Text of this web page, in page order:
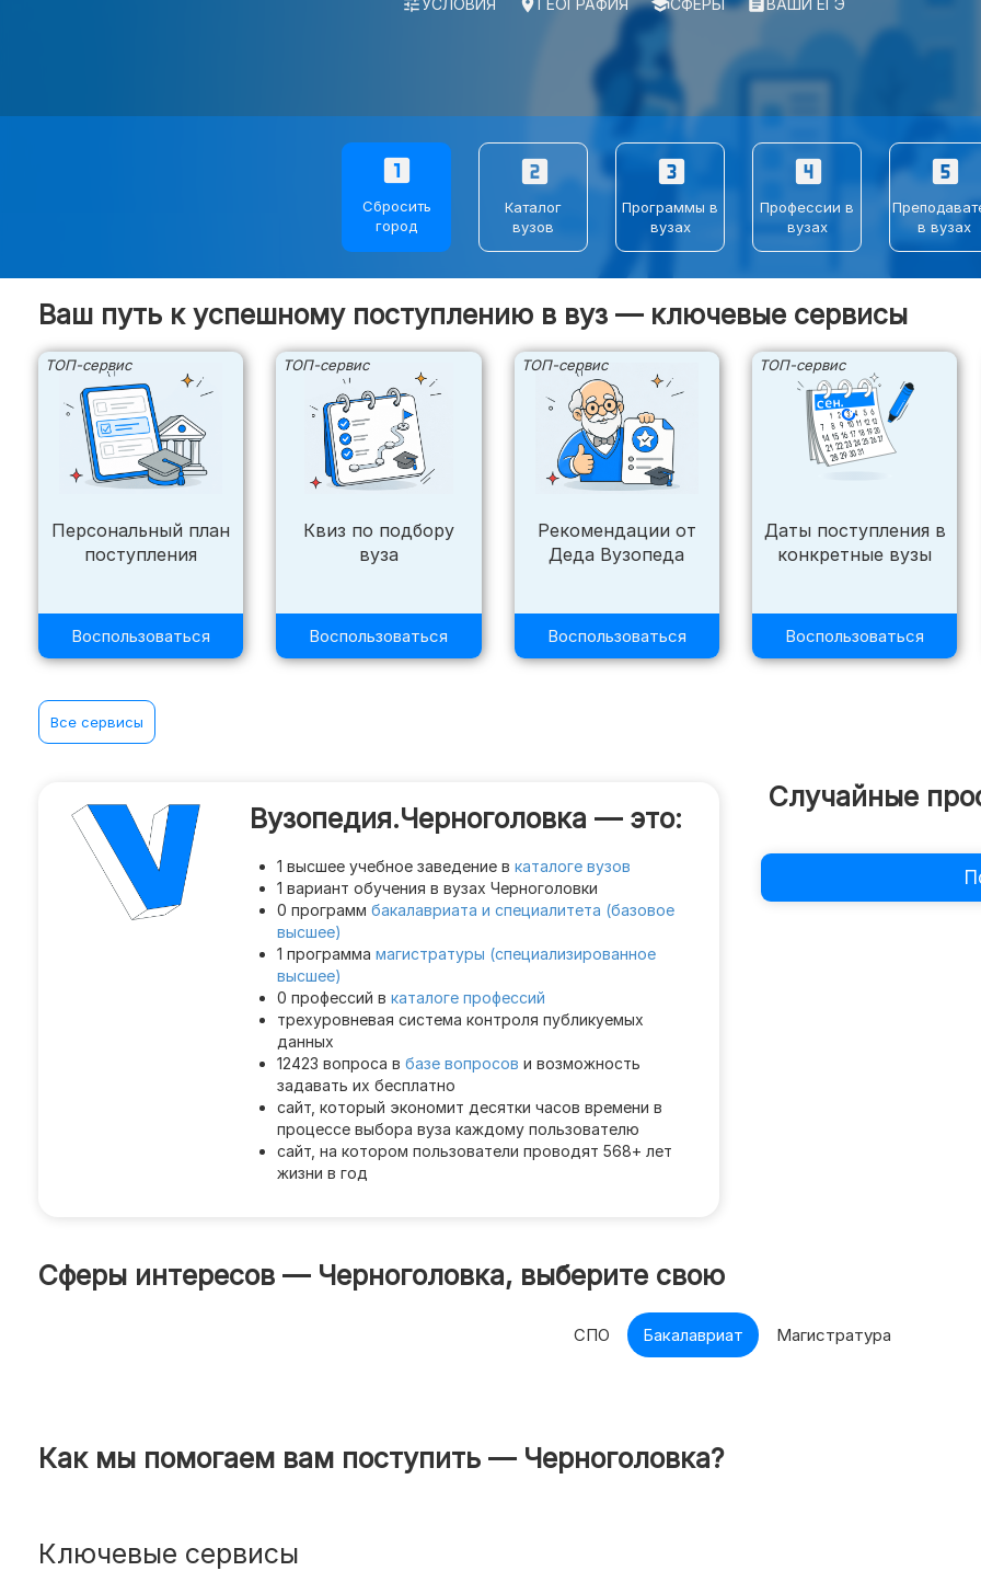
Подбор по ЕГЭ
О ЕГЭ
ПРОЧЕЕ
Целевое
Задать вопрос
tuneУСЛОВИЯ placeГЕОГРАФИЯ schoolСФЕРЫ assignmentВАШИ ЕГЭ
looks_one
Сбросить
город
looks_two
Каталог
вузов
looks_3
Программы в
вузах
looks_4
Профессии в
вузах
looks_5
в вузах
Ваш путь к успешному поступлению в вуз — ключевые сервисы
ТОП-сервис
Персональный план
поступления
Воспользоваться
ТОП-сервис
Квиз по подбору
вуза
Воспользоваться
ТОП-сервис
Рекомендации от
Деда Вузопеда
Воспользоваться
ТОП-сервис
Даты поступления в
конкретные вузы
Воспользоваться
Все сервисы
Вузопедия.Черноголовка — это:
1 высшее учебное заведение в каталоге вузов
1 вариант обучения в вузах Черноголовки
0 программ бакалавриата и специалитета (базовое
высшее)
1 программа магистратуры (специализированное
высшее)
0 профессий в каталоге профессий
трехуровневая система контроля публикуемых
данных
12423 вопроса в базе вопросов и возможность
задавать их бесплатно
сайт, который экономит десятки часов времени в
процессе выбора вуза каждому пользователю
сайт, на котором пользователи проводят 568+ лет
жизни в год
Случайные
Сферы интересов — Черноголовка, выберите свою
СПО Бакалавриат Магистратура
Как мы помогаем вам поступить — Черноголовка?
Ключевые сервисы